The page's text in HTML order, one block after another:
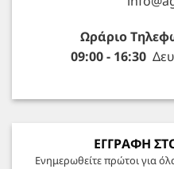
Ωράριο
09:00 - 16:30
ΕΓΓΡΑΦΗ
Ενημερωθείτε πρώτοι για